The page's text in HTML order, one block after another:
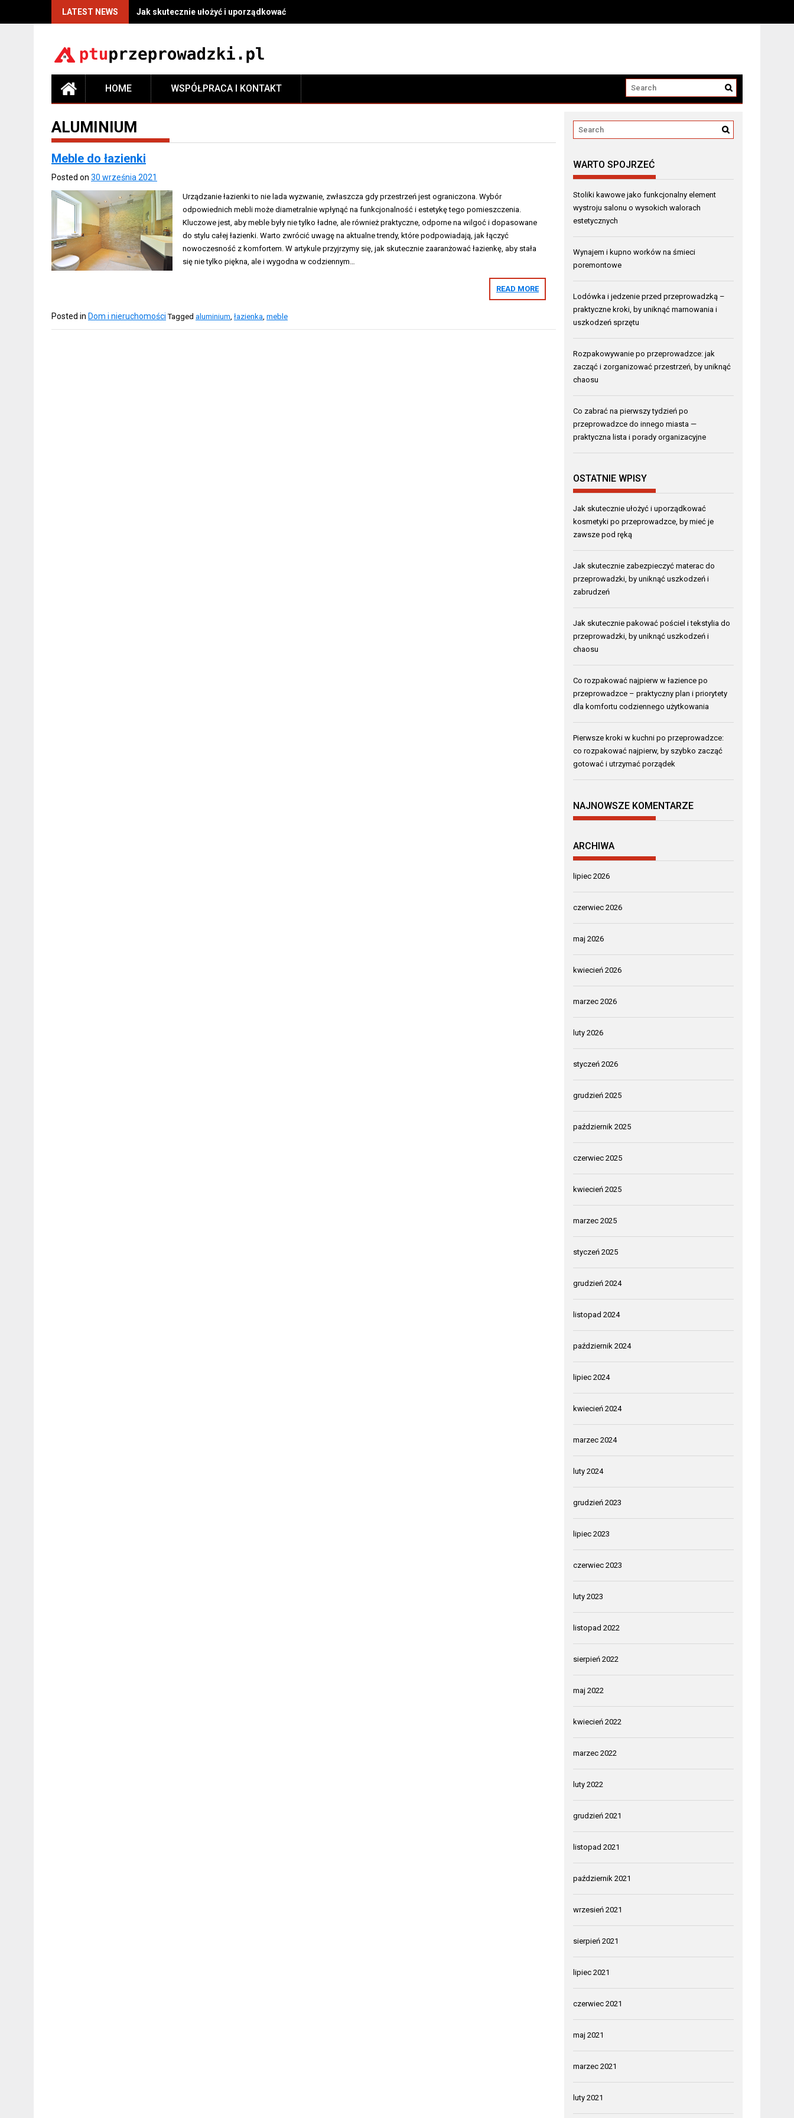
LATEST NEWS Jak skutecznie ułożyć i uporządkować kosmetyki po przeprowadzce, by mieć je zawsze pod ręką
HOME WSPÓŁPRACA I KONTAKT
ALUMINIUM
Meble do łazienki
Posted on 30 września 2021
Urządzanie łazienki to nie lada wyzwanie, zwłaszcza gdy przestrzeń jest ograniczona. Wybór
odpowiednich mebli może diametralnie wpłynąć na funkcjonalność i estetykę tego pomieszczenia.
Kluczowe jest, aby meble były nie tylko ładne, ale również praktyczne, odporne na wilgoć i dopasowane
do stylu całej łazienki. Warto zwrócić uwagę na aktualne trendy, które podpowiadają, jak łączyć
nowoczesność z komfortem. W artykule przyjrzymy się, jak skutecznie zaaranżować łazienkę, aby stała
się nie tylko piękna, ale i wygodna w codziennym…
READ MORE
Posted in Dom i nieruchomości Tagged aluminium, łazienka, meble
WARTO SPOJRZEĆ
Stoliki kawowe jako funkcjonalny element
wystroju salonu o wysokich walorach
estetycznych
Wynajem i kupno worków na śmieci
poremontowe
Lodówka i jedzenie przed przeprowadzką –
praktyczne kroki, by uniknąć marnowania i
uszkodzeń sprzętu
Rozpakowywanie po przeprowadzce: jak
zacząć i zorganizować przestrzeń, by uniknąć
chaosu
Co zabrać na pierwszy tydzień po
przeprowadzce do innego miasta —
praktyczna lista i porady organizacyjne
OSTATNIE WPISY
Jak skutecznie ułożyć i uporządkować
kosmetyki po przeprowadzce, by mieć je
zawsze pod ręką
Jak skutecznie zabezpieczyć materac do
przeprowadzki, by uniknąć uszkodzeń i
zabrudzeń
Jak skutecznie pakować pościel i tekstylia do
przeprowadzki, by uniknąć uszkodzeń i
chaosu
Co rozpakować najpierw w łazience po
przeprowadzce – praktyczny plan i priorytety
dla komfortu codziennego użytkowania
Pierwsze kroki w kuchni po przeprowadzce:
co rozpakować najpierw, by szybko zacząć
gotować i utrzymać porządek
NAJNOWSZE KOMENTARZE
ARCHIWA
lipiec 2026
czerwiec 2026
maj 2026
kwiecień 2026
marzec 2026
luty 2026
styczeń 2026
grudzień 2025
październik 2025
czerwiec 2025
kwiecień 2025
marzec 2025
styczeń 2025
grudzień 2024
listopad 2024
październik 2024
lipiec 2024
kwiecień 2024
marzec 2024
luty 2024
grudzień 2023
lipiec 2023
czerwiec 2023
luty 2023
listopad 2022
sierpień 2022
maj 2022
kwiecień 2022
marzec 2022
luty 2022
grudzień 2021
listopad 2021
październik 2021
wrzesień 2021
sierpień 2021
lipiec 2021
czerwiec 2021
maj 2021
marzec 2021
luty 2021